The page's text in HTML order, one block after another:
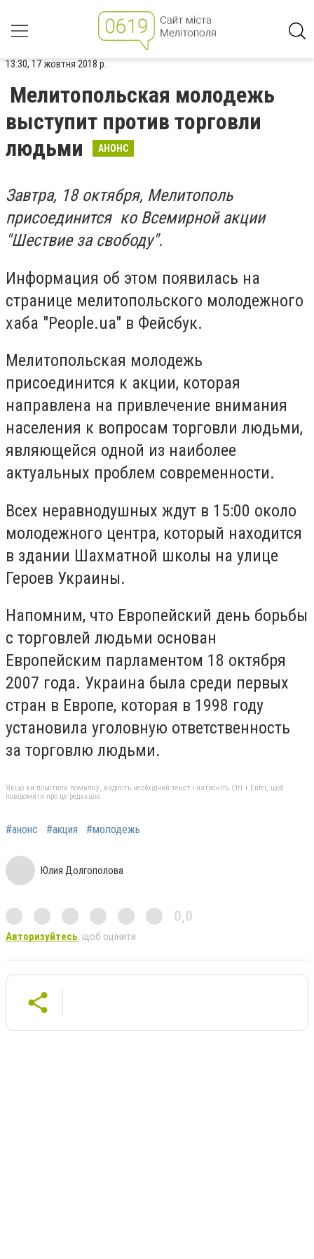
13:30, 17 жовтня 2018 р.
Мелитопольская молодежь
выступит против торговли
людьми
АНОНС
Завтра, 18 октября, Мелитополь
присоединится ко Всемирной акции
"Шествие за свободу".
Информация об этом появилась на
странице мелитопольского молодежного
хаба "People.ua" в Фейсбук.
Мелитопольская молодежь
присоединится к акции, которая
направлена на привлечение внимания
населения к вопросам торговли людьми,
являющейся одной из наиболее
актуальных проблем современности.
Всех неравнодушных ждут в 15:00 около
молодежного центра, который находится
в здании Шахматной школы на улице
Героев Украины.
Напомним, что Европейский день борьбы
с торговлей людьми основан
Европейским парламентом 18 октября
2007 года. Украина была среди первых
стран в Европе, которая в 1998 году
установила уголовную ответственность
за торговлю людьми.
Якщо ви помітили помилку, виділіть необхідний текст і натисніть Ctrl + Enter, щоб
повідомити про це редакцію
#анонс #акция #молодежь
Юлия Долгополова
0,0
Авторизуйтесь, щоб оцінити